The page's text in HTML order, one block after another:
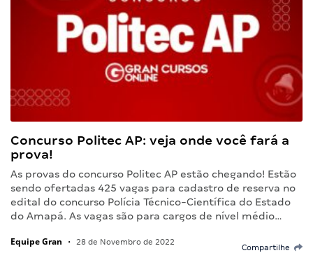
Concurso Politec AP: veja onde você fará a
prova!
As provas do concurso Politec AP estão chegando! Estão
sendo ofertadas 425 vagas para cadastro de reserva no
edital do concurso Polícia Técnico-Científica do Estado
do Amapá. As vagas são para cargos de nível médio…
Equipe Gran • 28 de Novembro de 2022
Compartilhe